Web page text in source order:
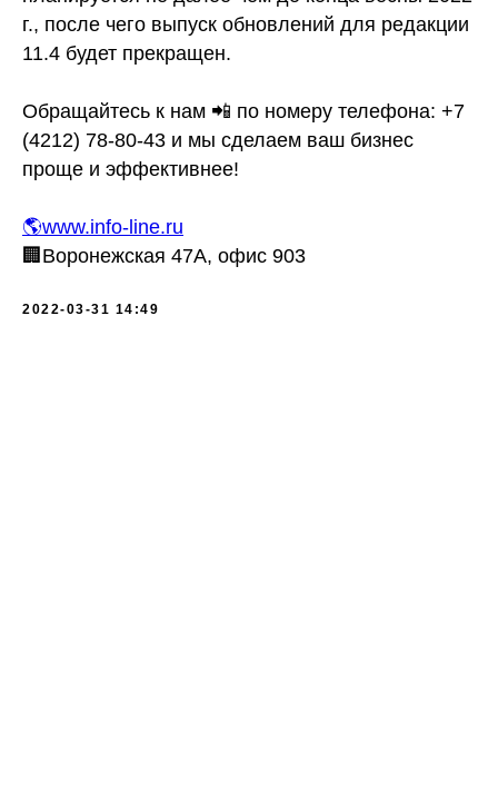
г., после чего выпуск обновлений для редакции
11.4 будет прекращен.
Обращайтесь к нам 📲 по номеру телефона: +7
(4212) 78-80-43 и мы сделаем ваш бизнес
проще и эффективнее!
🌎www.info-line.ru
🏢Воронежская 47А, офис 903
2022-03-31 14:49